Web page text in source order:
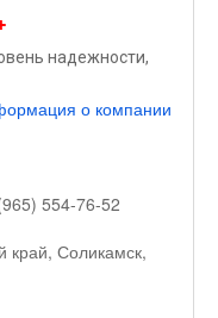
надежности,
о компании
554-76-52
край, Соликамск,